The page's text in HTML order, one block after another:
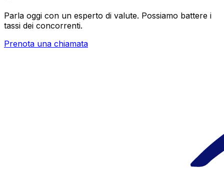
Parla oggi con un esperto di valute. Possiamo battere i
tassi dei concorrenti.
Prenota una chiamata